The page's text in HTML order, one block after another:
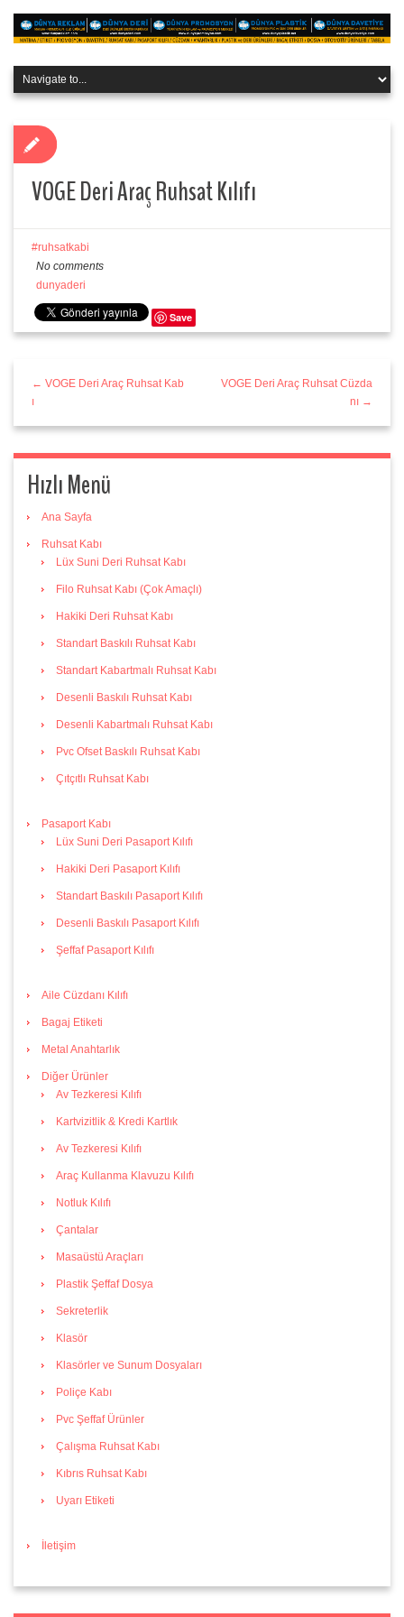
VOGE Deri Araç Ruhsat Kılıfı
ruhsatkabi
No comments
dunyaderi
Save
← VOGE Deri Araç Ruhsat Kab
ı
VOGE Deri Araç Ruhsat Cüzda
nı →
Hızlı Menü
Ana Sayfa
Ruhsat Kabı
Lüx Suni Deri Ruhsat Kabı
Filo Ruhsat Kabı (Çok Amaçlı)
Hakiki Deri Ruhsat Kabı
Standart Baskılı Ruhsat Kabı
Standart Kabartmalı Ruhsat Kabı
Desenli Baskılı Ruhsat Kabı
Desenli Kabartmalı Ruhsat Kabı
Pvc Ofset Baskılı Ruhsat Kabı
Çıtçıtlı Ruhsat Kabı
Pasaport Kabı
Lüx Suni Deri Pasaport Kılıfı
Hakiki Deri Pasaport Kılıfı
Standart Baskılı Pasaport Kılıfı
Desenli Baskılı Pasaport Kılıfı
Şeffaf Pasaport Kılıfı
Aile Cüzdanı Kılıfı
Bagaj Etiketi
Metal Anahtarlık
Diğer Ürünler
Av Tezkeresi Kılıfı
Kartvizitlik & Kredi Kartlık
Av Tezkeresi Kılıfı
Araç Kullanma Klavuzu Kılıfı
Notluk Kılıfı
Çantalar
Masaüstü Araçları
Plastik Şeffaf Dosya
Sekreterlik
Klasör
Klasörler ve Sunum Dosyaları
Poliçe Kabı
Pvc Şeffaf Ürünler
Çalışma Ruhsat Kabı
Kıbrıs Ruhsat Kabı
Uyarı Etiketi
İletişim